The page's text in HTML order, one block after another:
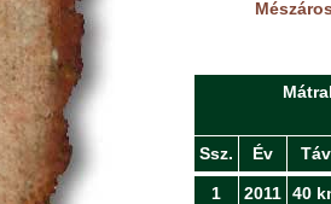
Ssz. Év Táv
1 2011 40